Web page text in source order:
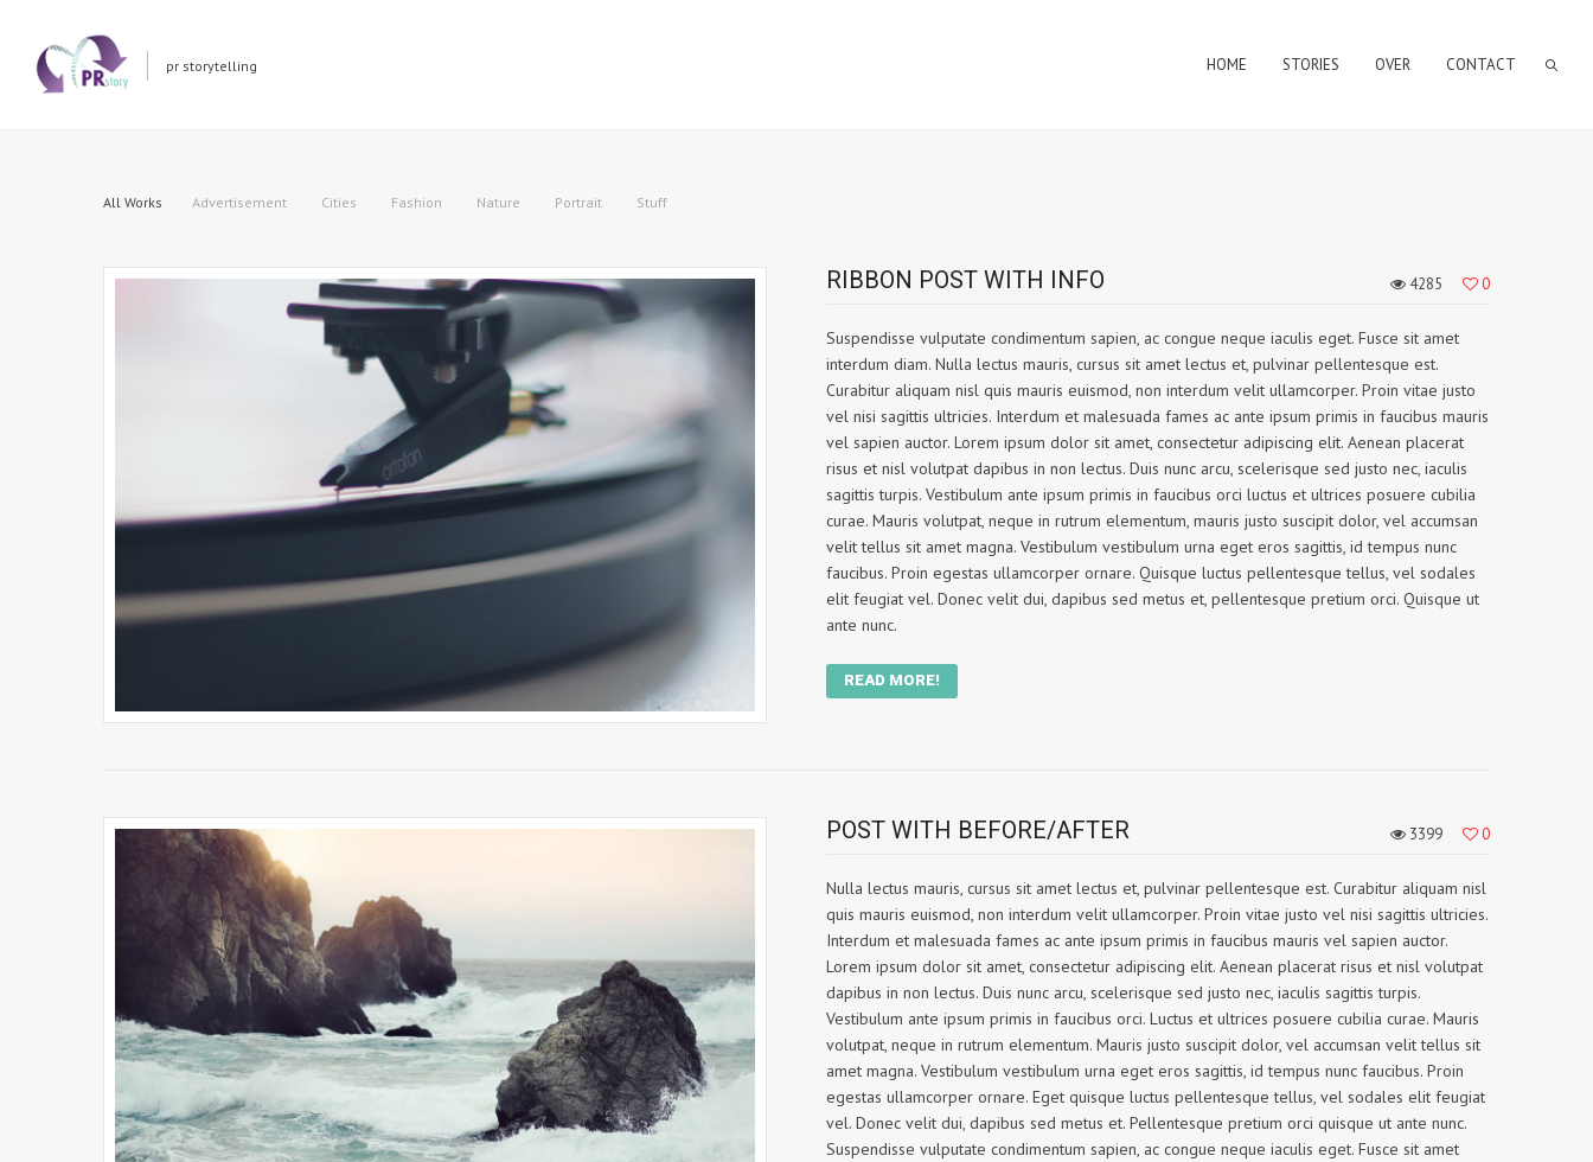
pr storytelling HOME STORIES OVER CONTACT
All Works Advertisement Cities Fashion Nature Portrait Stuff
RIBBON POST WITH INFO 4285 0
Suspendisse vulputate condimentum sapien, ac congue neque iaculis eget. Fusce sit amet
interdum diam. Nulla lectus mauris, cursus sit amet lectus et, pulvinar pellentesque est.
Curabitur aliquam nisl quis mauris euismod, non interdum velit ullamcorper. Proin vitae justo
vel nisi sagittis ultricies. Interdum et malesuada fames ac ante ipsum primis in faucibus mauris
vel sapien auctor. Lorem ipsum dolor sit amet, consectetur adipiscing elit. Aenean placerat
risus et nisl volutpat dapibus in non lectus. Duis nunc arcu, scelerisque sed justo nec, iaculis
sagittis turpis. Vestibulum ante ipsum primis in faucibus orci luctus et ultrices posuere cubilia
curae. Mauris volutpat, neque in rutrum elementum, mauris justo suscipit dolor, vel accumsan
velit tellus sit amet magna. Vestibulum vestibulum urna eget eros sagittis, id tempus nunc
faucibus. Proin egestas ullamcorper ornare. Quisque luctus pellentesque tellus, vel sodales
elit feugiat vel. Donec velit dui, dapibus sed metus et, pellentesque pretium orci. Quisque ut
ante nunc.
READ MORE!
POST WITH BEFORE/AFTER 3399 0
Nulla lectus mauris, cursus sit amet lectus et, pulvinar pellentesque est. Curabitur aliquam nisl
quis mauris euismod, non interdum velit ullamcorper. Proin vitae justo vel nisi sagittis ultricies.
Interdum et malesuada fames ac ante ipsum primis in faucibus mauris vel sapien auctor.
Lorem ipsum dolor sit amet, consectetur adipiscing elit. Aenean placerat risus et nisl volutpat
dapibus in non lectus. Duis nunc arcu, scelerisque sed justo nec, iaculis sagittis turpis.
Vestibulum ante ipsum primis in faucibus orci. Luctus et ultrices posuere cubilia curae. Mauris
volutpat, neque in rutrum elementum. Mauris justo suscipit dolor, vel accumsan velit tellus sit
amet magna. Vestibulum vestibulum urna eget eros sagittis, id tempus nunc faucibus. Proin
egestas ullamcorper ornare. Eget quisque luctus pellentesque tellus, vel sodales elit feugiat
vel. Donec velit dui, dapibus sed metus et. Pellentesque pretium orci quisque ut ante nunc.
Suspendisse vulputate condimentum sapien, ac congue neque iaculis eget. Fusce sit amet